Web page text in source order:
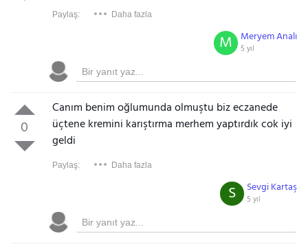
Paylaş: Daha fazla
Meryem Analı
5 yıl
M
0
Canım benim oğlumunda olmuştu biz eczanede
üçtene kremini karıştırma merhem yaptırdık cok iyi
geldi
Paylaş: Daha fazla
Sevgi Kartaş
5 yıl
S